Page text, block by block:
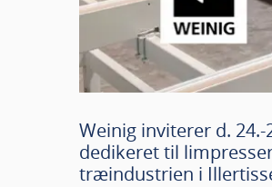
Weinig inviterer d.
dedikeret til
træindustrien i